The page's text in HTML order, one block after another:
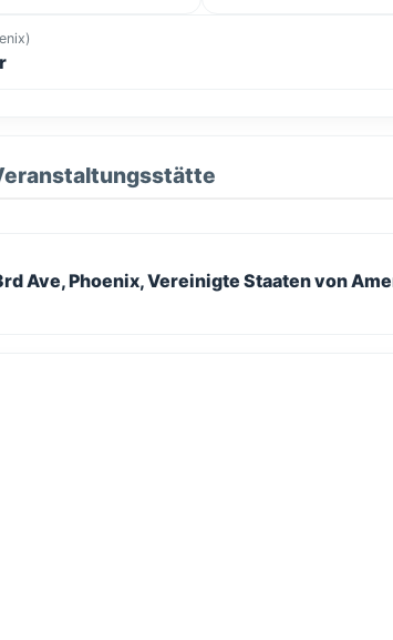
Ave, Phoenix, Vereinigte Staaten von